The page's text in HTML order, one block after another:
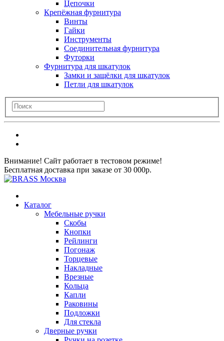
Цепочки
Крепёжная фурнитура
Винты
Гайки
Инструменты
Соединительная фурнитура
Футорки
Фурнитура для шкатулок
Замки и защёлки для шкатулок
Петли для шкатулок
Внимание! Сайт работает в тестовом режиме!
Бесплатная доставка при заказе от 30 000р.
Каталог
Мебельные ручки
Скобы
Кнопки
Рейлинги
Погонаж
Торцевые
Накладные
Врезные
Кольца
Капли
Раковины
Подложки
Для стекла
Дверные ручки